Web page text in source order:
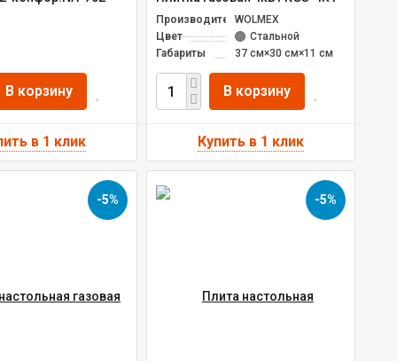
В корзину
ПроизводительWOLMEX
Цвет
Стальной
Габариты
37 см×30 см×11 см
В корзину
-5% -5%